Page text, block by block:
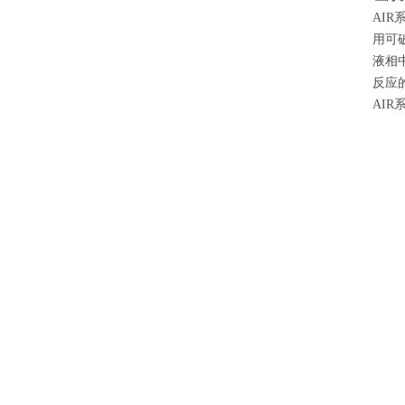
AIR
用可
液相
反应
AIR